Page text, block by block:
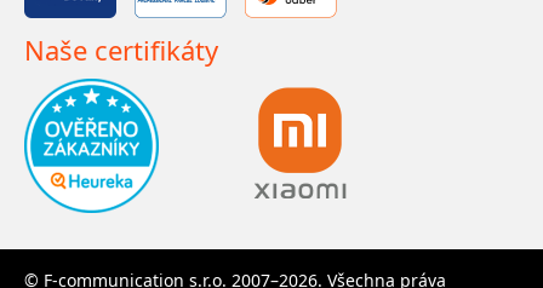
Naše certifikáty
© F-communication s.r.o. 2007–2026. Všechna práva